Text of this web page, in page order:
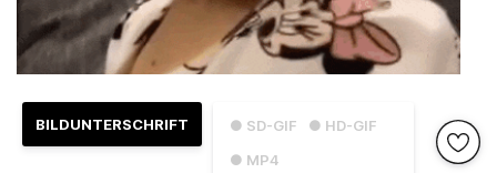
● SD-GIF
● HD-GIF
● MP4
BILDUNTERSCHRIFT